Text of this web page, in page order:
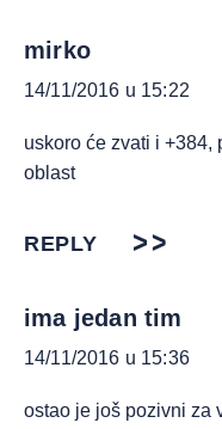
mirko
14/11/2016 u 15:22
uskoro će zvati i +384,
oblast
REPLY
ima jedan tim
14/11/2016 u 15:36
ostao je još pozivni za